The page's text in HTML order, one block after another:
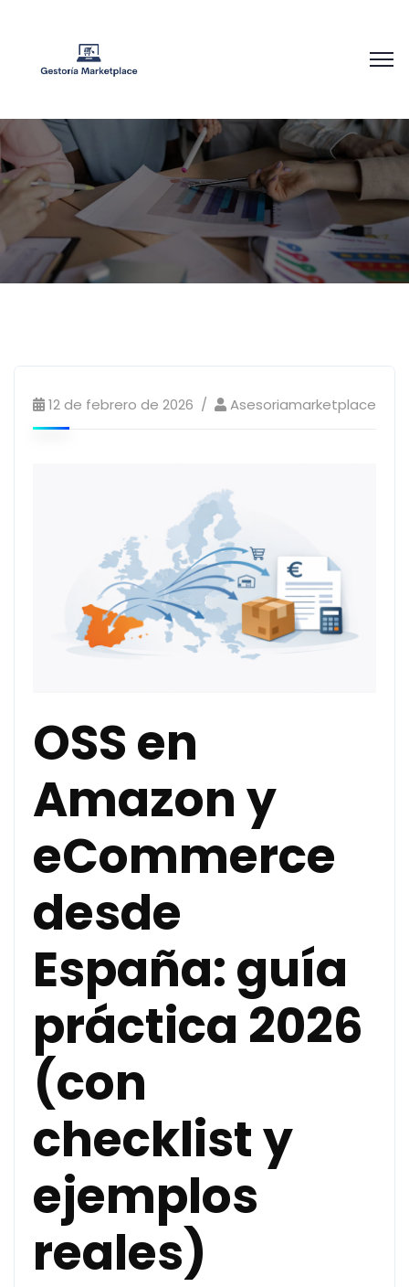
12 de febrero de 2026 Asesoriamarketplace
OSS en
Amazon y
eCommerce
desde
España: guía
práctica 2026
(con
checklist y
ejemplos
reales)